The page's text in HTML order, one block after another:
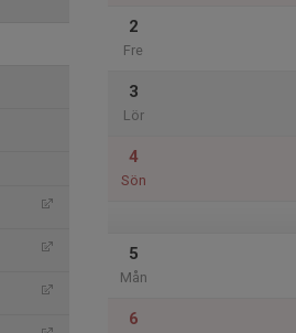
2
Fre
3
Lör
4
Sön
5
Mån
6